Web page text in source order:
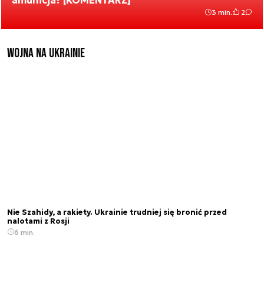
3 min. 2
Wojna na Ukrainie
Nie Szahidy, a rakiety. Ukrainie trudniej się bronić przed
nalotami z Rosji
6 min.